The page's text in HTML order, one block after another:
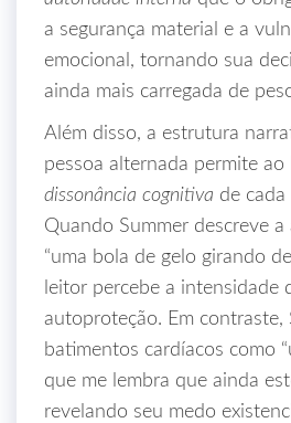
a segurança material e a
emocional, tornando sua
ainda mais carregada de
Além disso, a estrutura
pessoa alternada permite
dissonância cognitiva de cada
Quando Summer descreve a
“uma bola de gelo girando
leitor percebe a intensidade
autoproteção. Em contraste,
batimentos cardíacos como
que me lembra que ainda
revelando seu medo